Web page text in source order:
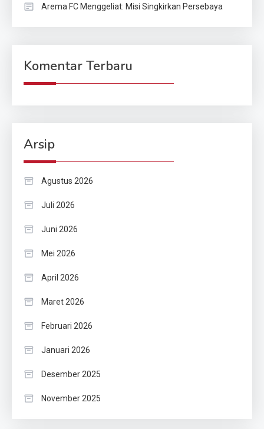
Arema FC Menggeliat: Misi Singkirkan Persebaya
Komentar Terbaru
Arsip
Agustus 2026
Juli 2026
Juni 2026
Mei 2026
April 2026
Maret 2026
Februari 2026
Januari 2026
Desember 2025
November 2025